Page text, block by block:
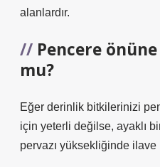
alanlardır.
Pencere
mu?
Eğer derinlik bitkilerinizi
için yeterli değilse, ayaklı
pervazı yüksekliğinde